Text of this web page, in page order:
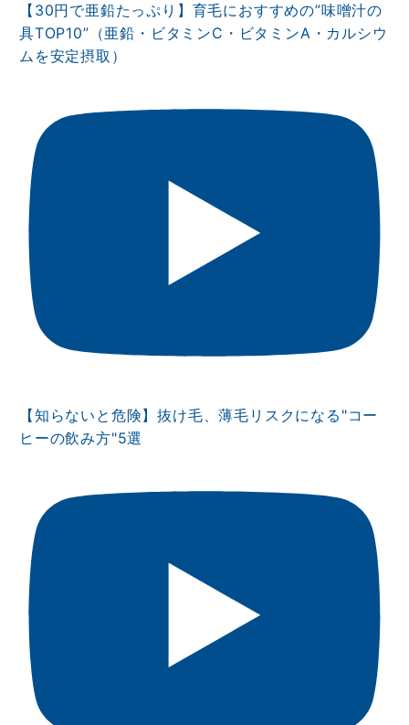
【30円で亜鉛たっぷり】育毛におすすめの”味噌汁の
具TOP10”（亜鉛・ビタミンⅭ・ビタミンA・カルシウ
ムを安定摂取）
【知らないと危険】抜け毛、薄毛リスクになる"コー
ヒーの飲み方"5選